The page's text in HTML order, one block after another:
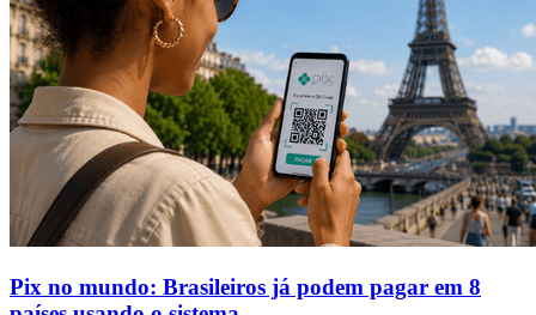
Pix no mundo: Brasileiros já podem pagar em 8